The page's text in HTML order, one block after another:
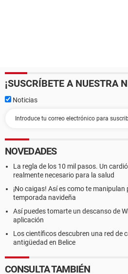
¡SUSCRÍBETE A NUESTRA
Noticias
NOVEDADES
La regla de los 10 mil pasos. Un
realmente necesario para la salud
¡No caigas! Así es como te
temporada navideña
Así puedes tomarte un descanso de
aplicación
Los científicos descubren una red de
antigüedad en Belice
CONSULTA TAMBIÉN